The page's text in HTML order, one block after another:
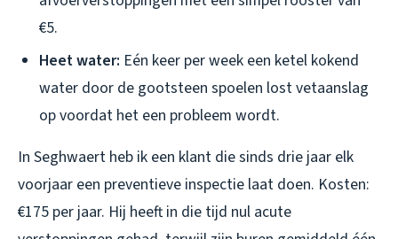
€5.
Heet water: Eén keer per week een ketel kokend
water door de gootsteen spoelen lost vetaanslag
op voordat het een probleem wordt.
In Seghwaert heb ik een klant die sinds drie jaar elk
voorjaar een preventieve inspectie laat doen. Kosten:
€175 per jaar. Hij heeft in die tijd nul acute